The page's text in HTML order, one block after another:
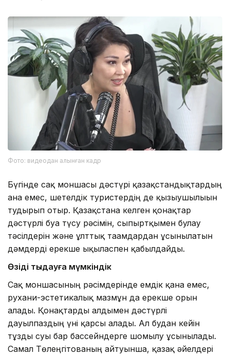
Фото: видеодан алынған кадр
Бүгінде сақ моншасы дәстүрі қазақстандықтардың
ғана емес, шетелдік туристердің де қызығушылығын
тудырып отыр. Қазақстанға келген қонақтар
дәстүрлі буға түсу рәсімін, сыпыртқымен булау
тәсілдерін және ұлттық тағамдардан ұсынылатын
дәмдерді ерекше ықыласпен қабылдайды.
Өзіңді тыңдауға мүмкіндік
Сақ моншасының рәсімдерінде емдік қана емес,
рухани-эстетикалық мазмұн да ерекше орын
алады. Қонақтарды алдымен дәстүрлі
дауылпаздың үні қарсы алады. Ал будан кейін
тұзды суы бар бассейндерге шомылу ұсынылады.
Самал Төлеңгітованың айтуынша, қазақ әйелдері